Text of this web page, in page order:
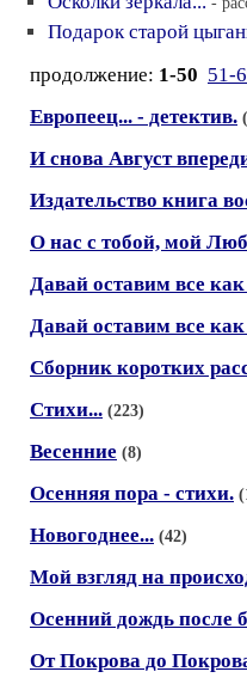
Подарок старой
продолжение: 1-50 51-
Европеец... - детектив.
И снова Август
Издательство книга
О нас с тобой, мой
Давай оставим все как
Давай оставим все как
Сборник коротких
Стихи... (223)
Весенние (8)
Осенняя пора - стихи.
Новогоднее... (42)
Мой взгляд на
Осенний дождь после
От Покрова до